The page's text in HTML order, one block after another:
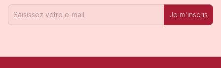
Je m'inscris